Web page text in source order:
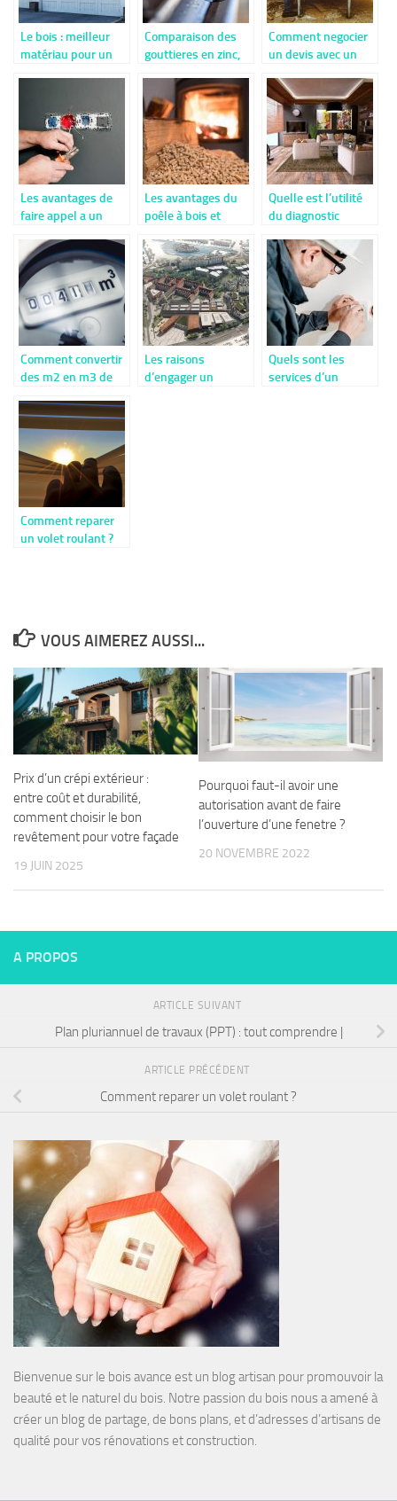
Le bois : meilleur
matériau pour un
Comparaison des
gouttieres en zinc,
Comment negocier
un devis avec un
Les avantages de
faire appel a un
depannages et
installations
electriques
Les avantages du
poêle à bois et
une option
Quelle est l’utilité
du diagnostic
copropriété ?
Comment convertir
des m2 en m3 de
Les raisons
d’engager un
Quels sont les
services d’un
Comment reparer
un volet roulant ?
VOUS AIMEREZ AUSSI...
Prix d’un crépi extérieur :
entre coût et durabilité,
comment choisir le bon
revêtement pour votre façade
19 JUIN 2025
Pourquoi faut-il avoir une
autorisation avant de faire
l’ouverture d’une fenetre ?
20 NOVEMBRE 2022
A PROPOS
ARTICLE SUIVANT
Plan pluriannuel de travaux (PPT) : tout comprendre |
ARTICLE PRÉCÉDENT
Comment reparer un volet roulant ?
Bienvenue sur le bois avance est un blog artisan pour promouvoir la
beauté et le naturel du bois. Notre passion du bois nous a amené à
créer un blog de partage, de bons plans, et d’adresses d’artisans de
qualité pour vos rénovations et construction.